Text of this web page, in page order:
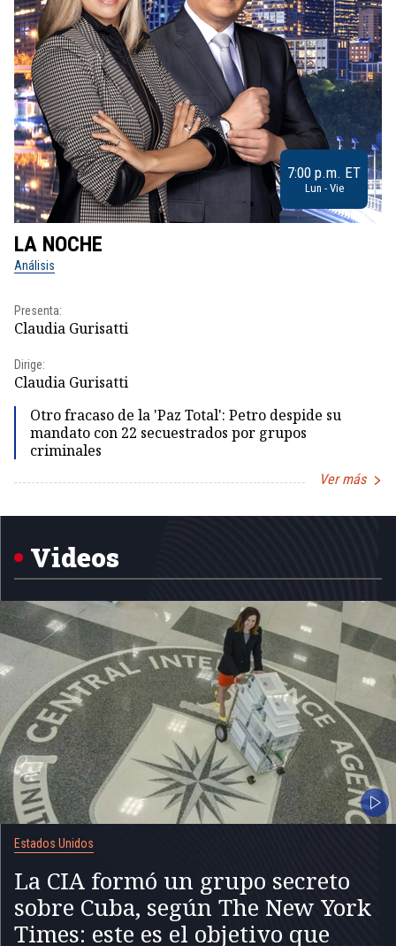
7:00 p.m. ET
Lun - Vie
LA NOCHE
Análisis
Presenta:
Claudia Gurisatti
Dirige:
Claudia Gurisatti
Otro fracaso de la 'Paz Total': Petro despide su
mandato con 22 secuestrados por grupos
criminales
Ver más
Videos
Estados Unidos
La CIA formó un grupo secreto
sobre Cuba, según The New York
Times: este es el objetivo que